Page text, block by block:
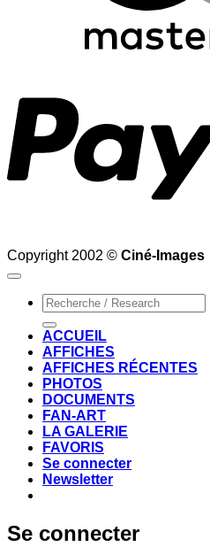
Copyright 2002 © Ciné-Images
Recherche
pour :
ACCUEIL
AFFICHES
AFFICHES RÉCENTES
PHOTOS
DOCUMENTS
FAN-ART
LA GALERIE
FAVORIS
Se connecter
Newsletter
Se connecter